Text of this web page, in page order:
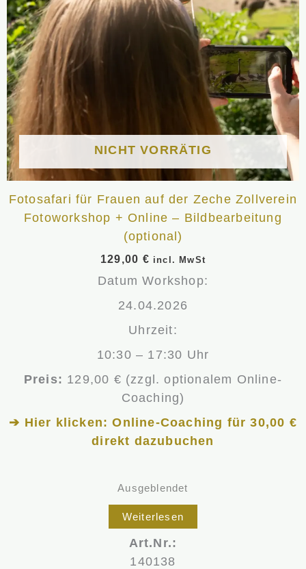
NICHT VORRÄTIG
Fotosafari für Frauen auf der Zeche Zollverein
Fotoworkshop + Online – Bildbearbeitung
(optional)
129,00 € incl. MwSt
Datum Workshop:
24.04.2026
Uhrzeit:
10:30 – 17:30 Uhr
Preis: 129,00 € (zzgl. optionalem Online-
Coaching)
➔ Hier klicken: Online-Coaching für 30,00 €
direkt dazubuchen
Ausgeblendet
Weiterlesen
Art.Nr.:
140138